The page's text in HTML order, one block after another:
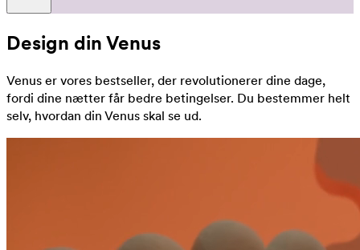
Design din Venus
Venus er vores bestseller, der revolutionerer dine dage,
fordi dine nætter får bedre betingelser. Du bestemmer helt
selv, hvordan din Venus skal se ud.